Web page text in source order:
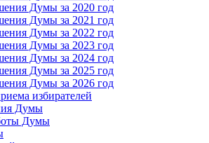
Думы за 2020 год
Думы за 2021 год
Думы за 2022 год
Думы за 2023 год
Думы за 2024 год
Думы за 2025 год
Думы за 2026 год
избирателей
Думы
Думы